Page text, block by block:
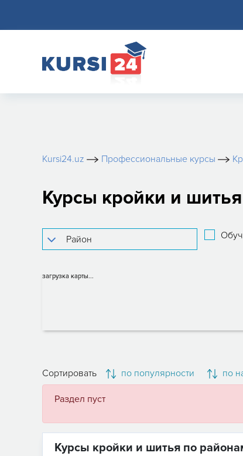
Kursi24.uz Профессиональные курсы
Курсы кройки и
загрузка карты...
Сортировать по популярности по
Раздел пуст
Курсы кройки и шитья по